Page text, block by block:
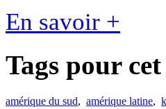
En savoir +
Tags pour
amérique du sud, amérique latine,